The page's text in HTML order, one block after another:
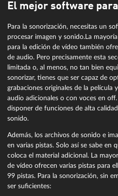
El mejor software
Para la sonorización, necesitas un
procesar imagen y sonido.La
para la edición de vídeo también
de audio. Pero precisamente esta
limitada o, al menos, no tan bien
sonorizar, tienes que ser capaz de
grabaciones originales de la película
audio adicionales o con voces en
disponer de funciones de alta
sonido.
Además, los archivos de sonido e
en varias pistas. Solo así se sabe en
coloca el material adicional. La
de vídeo ofrecen varias pistas para
99 pistas. Para la sonorización, sin
ser suficientes: